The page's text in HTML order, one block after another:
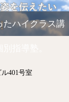
たハイクラス講
401号室